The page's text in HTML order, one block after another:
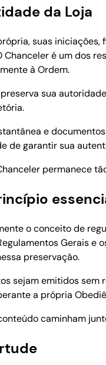
da Loja
suas
Chanceler é um dos
à Ordem.
sua
e
de garantir sua
permanece
o conceito de
Gerais e
preservação.
sejam emitidos
a própria
caminham